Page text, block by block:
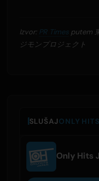
Izvor: PR Timesputem
ジモンプロジェクト
SLUŠAJONLY
Only Hits